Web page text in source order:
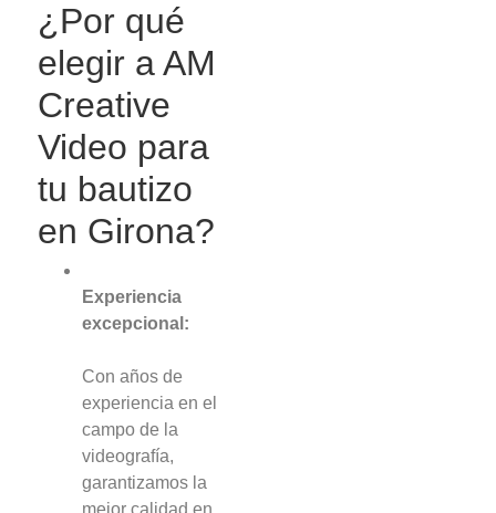
¿Por qué
elegir a AM
Creative
Video para
tu bautizo
en Girona?
Experiencia
excepcional:
Con años de
experiencia en el
campo de la
videografía,
garantizamos la
mejor calidad en